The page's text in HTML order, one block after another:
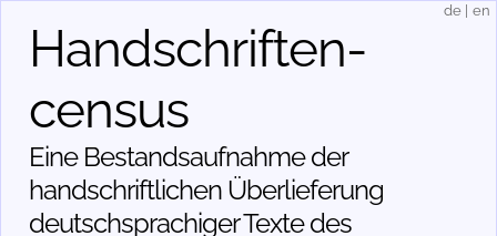
Handschriften­
census
Eine Bestandsaufnahme der
handschriftlichen Über­lieferung
deutschsprachiger Texte des
de en